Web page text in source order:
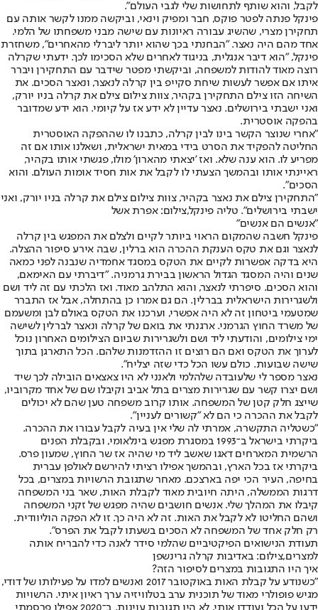
לקבל, והוא שותף לתחושות שלי לגבי העולם".
פינקל פנתה לפטר פוקס, חבר ומפיק וינאי, וביקשה ממנו לקשר אותה עם
תחקירן מצרי, שהשיג עבורה ראיונות עם שישה מבני משפחתו של הלמי.
אחד מהם היה נאצר. "הבחנתי בכך שהוא יותר ליברלי מהאחרים", משחזרת
פינקל, "הוא דיבר אנגלית, בניגוד לאחרים שלא הסכימו לכך. ידעתי שקרלה
רוצה מאוד להודות למשפחה, וביקשתי מפטר שידבר עם התחקירן ויברר
איתו אם אפשר לעשות שיחת סקייפ בין קרלה לנאצר, ונאצר הסכים. את
השיחה הזו צילם התחקירן בקהיר, צוות צילום צילם את קרלה בניו יורק,
ואני ישבתי בירושלים. נאצר עדיין לא ידע אז על קיומי. הוא ידע שמדובר
בהפקה אוסטרית.
"אחרי שנוצר הקשר בינו לבין קרלה, כתבנו לו שההפקה האוסטרית
החליטה להפקיד את הסרט בידי במאית ישראלית, ושאלנו אותו אם זה
מפריע לו. הוא ענה שלא. ואז 'יצאתי מהארון' מולו, פגשתי אותו בקהיר,
ראיינתי אותו ובהמשך הצעתי לו לקבל את אות חסיד אומות העולם. והוא
הסכים".
"התחקירן צילם את נאצר בקהיר, צוות צילום צילם את קרלה בניו יורק, ואני
ישבתי בירושלים". טליה פינקל,צילום: אפרת אשל
"אנשים הם אנשים"
פינקל חשבה שהמקום הראוי ביותר לקיים ולצלם את המפגש בין קרלה
לנאצר וגם את טקס הענקת ההכרה הוא ברלין, שבה אירע סיפור ההצלה.
היא בדקה אפשרות לקיים את הטקס במסגד אחמדיה שנבנה לפני כמאה
שנים והיה המסגד הגדול הראשון בבירת גרמניה. "דיברתי עם האימאם,
והוא הסכים. סיפרתי לנאצר, והוא התלהב מאוד. ואז הלכתי עם זה ליד ושם
ולשגרירות הישראלית בברלין. הם גם אמרו כן בהתחלה, אבל אז התברר
שמטעמי ביטחון זה לא היה אפשרי, וערכנו את הטקס באולם לבן ומשעמם
של משרד החוץ הגרמני. ארגנתי את בואם של קרלה ונאצר לברלין לשישה
ימי צילומים, והודעתי ליד ושם ולשגרירות שביום הצילומים האחרון נוכל
לערוך את הטקס ואם הם רוצים זו ההזדמנות שלהם. הכל התארגן בתוך
שישה שבועות. כולם עשו הכל כדי שזה יצליח".
נאצר מספר לי שלעובדה שלהלמי ולאנני לא היו צאצאים הובילה לכך שיד
ושם יצרו קשר עם שגרירות מצרים בתל אביב וקיבלו שם של אחד מקרוביו,
שייצג חלק קטן של המשפחה. אותו קרוב משפחה טען שהם לא יכולים
לקבל את ההכרה כי הם לא "קשורים לעניין".
"כשטליה התקשרה, אמרתי לה שלי אין בעיה לקבל עבורו את ההכרה.
ביקרתי בישראל ב־1993 במסגרת מפגש בינלאומי, ובקבלת הפנים
הרשמית המארחים דאגו שאשב ליד מי שהיה אז שר החוץ, שמעון פרס.
ביקרתי אז בכל הארץ, ובהמשך אפילו רציתי להירשם לאולפן עברית
בחיפה, העיר הכי יפה בארצכם. מאחר שתגובת הרשויות במצרים, בכל
דרגות הממשלה, היתה חיובית מאוד לקבלת האות, שאר בני המשפחה
קיבלו את המהלך שלי. אנשים חושבים שהיה מפגש של זקני המשפחה
ושהם החליטו לא לקבל את האות. זה לא היה כך. זו לא הפקה הוליוודית.
רק חלק אחד של המשפחה לא הסכים בשעתו לקבל את הפרס".
תעודת הנישואים הפיקטיביים שהלמי סידר לאנה כדי להבריח אותה
למצרים,צילום: באדיבות קרלה גרינשפן
איך היו התגובות במצרים לסיפור הזה?
"כשנודע על קבלת האות באוקטובר 2017 ואנשים למדו על פעילותו של דודי,
מגיש פופולרי מאוד של תוכנית ערב בטלוויזיה ערך ראיון איתי. הרשויות